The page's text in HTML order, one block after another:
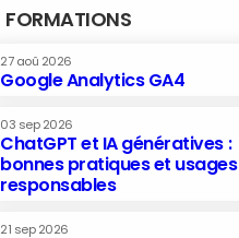
FORMATIONS
27 aoû 2026
Google Analytics GA4
03 sep 2026
ChatGPT et IA génératives :
bonnes pratiques et usages
responsables
21 sep 2026